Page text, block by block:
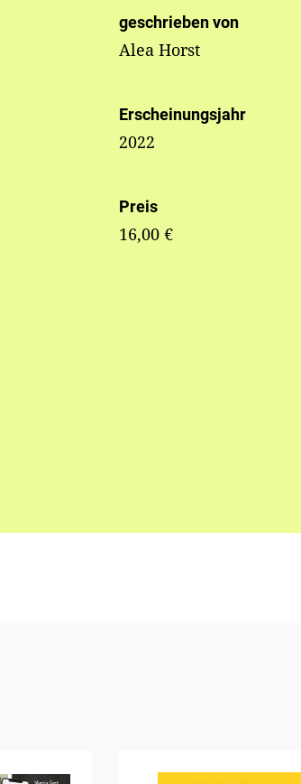
geschrieben von
Alea Horst
Erscheinungsjahr
2022
Preis
16,00 €